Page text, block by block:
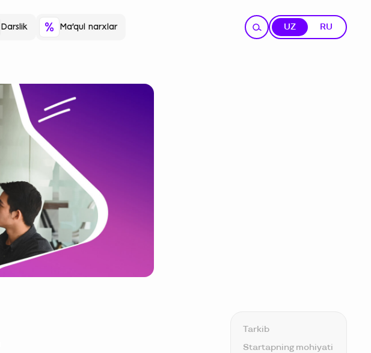
Darslik Ma'qul narxlar UZ RU
Tarkib
Startapning mohiyati